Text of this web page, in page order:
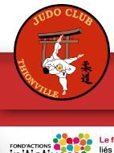
Panneau de